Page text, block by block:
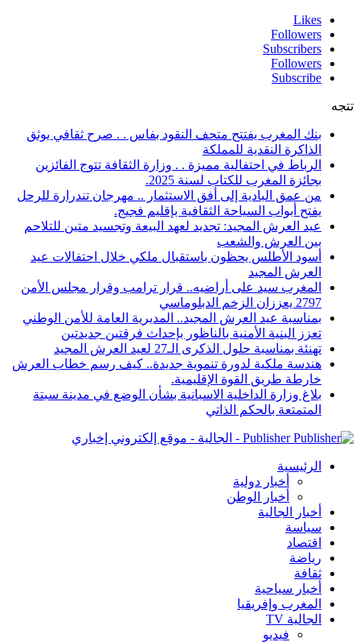
Likes
Followers
Subscribers
Followers
Subscribe
تتجه
بنك المغرب يفتتح متحف النقود بفاس . . صرح ثقافي يوثق
الذاكرة النقدية للمملكة
الرباط في احتفالية مميزة . . وزارة الثقافة تتوج الفائزين
بجائزة المغرب للكتاب لسنة 2025.
من عمق البادية إلى أفق الاستثمار .. مهرجان تندرارة للرحل
يفتح أبواب السياحة الثقافية بإقليم فجيج.
عيد العرش المجيد: تجديد لعهد البيعة وتجسيد متين للتلاحم
بين العرش والشعب
أسود الأطلس يحظون باستقبال ملكي خلال احتفالات عيد
العرش المجيد
المغرب سيد على أراضيه.. قرار ترامب وقرار مجلس الأمن
2797 يعززان الزخم الدبلوماسي
بمناسبة عيد العرش المجيد.. المديرية العامة للأمن الوطني
تعزز البنية الأمنية بالناظور بإحداث فرقتين جديدتين
تهنئة بمناسبة حلول الذكرى الـ27 لعيد العرش المجيد
هندسة ملكية لدورة تنموية جديدة.. كيف رسم خطاب العرش
خارطة طريق القوة الإقليمية.
بلاغ وزارة الداخلية الاسبانية بشأن الوضع في مدينة سبتة
المتمتعة بالحكم الذاتي
Publisher - الجالية - موقع إلكتروني إخباري
الرئيسية
أخبار دولية
أخبار الوطن
أخبار الجالية
سياسة
اقتصاد
رياضة
ثقافة
أخبار سياحية
المغرب وإفريقيا
الجالية TV
فيديو